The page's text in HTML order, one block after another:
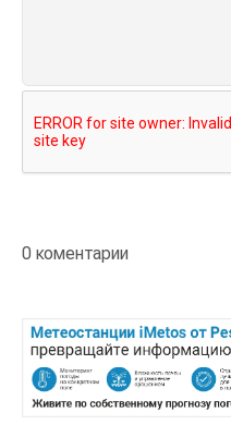
0 коментарии